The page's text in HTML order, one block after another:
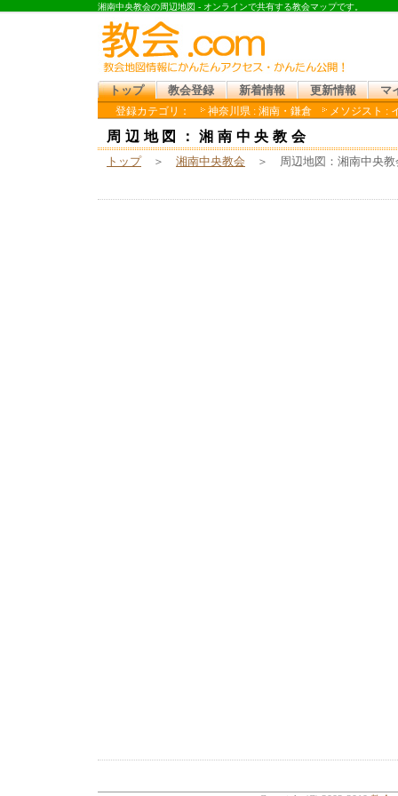
湘南中央教会の周辺地図 - オンラインで共有する教会マップです。
トップ 教会登録 新着情報 更新情報
マ
登録カテゴリ：
神奈川県 : 湘南・鎌倉 メソジスト :
周辺地図：湘南中央教会
トップ ＞ 湘南中央教会 ＞ 周辺地図：湘南中央教